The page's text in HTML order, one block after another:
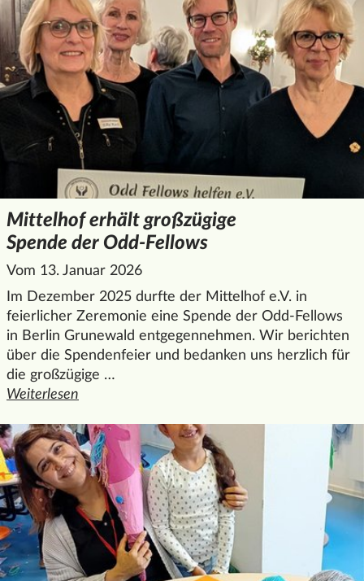
Mittelhof erhält großzügige
Spende der Odd-Fellows
Vom 13. Januar 2026
Im Dezember 2025 durfte der Mittelhof e.V. in
feierlicher Zeremonie eine Spende der Odd-Fellows
in Berlin Grunewald entgegennehmen. Wir berichten
über die Spendenfeier und bedanken uns herzlich für
die großzügige …
Weiterlesen
den ganzen Artikel "Mittelhof erhält großzügige Spende